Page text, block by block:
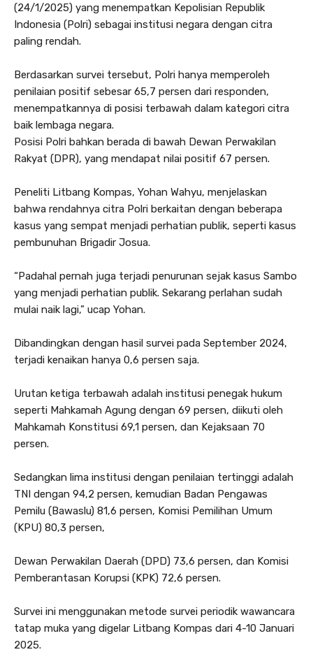
(24/1/2025) yang menempatkan Kepolisian Republik
Indonesia (Polri) sebagai institusi negara dengan citra
paling rendah.
Berdasarkan survei tersebut, Polri hanya memperoleh
penilaian positif sebesar 65,7 persen dari responden,
menempatkannya di posisi terbawah dalam kategori citra
baik lembaga negara.
Posisi Polri bahkan berada di bawah Dewan Perwakilan
Rakyat (DPR), yang mendapat nilai positif 67 persen.
Peneliti Litbang Kompas, Yohan Wahyu, menjelaskan
bahwa rendahnya citra Polri berkaitan dengan beberapa
kasus yang sempat menjadi perhatian publik, seperti kasus
pembunuhan Brigadir Josua.
“Padahal pernah juga terjadi penurunan sejak kasus Sambo
yang menjadi perhatian publik. Sekarang perlahan sudah
mulai naik lagi,” ucap Yohan.
Dibandingkan dengan hasil survei pada September 2024,
terjadi kenaikan hanya 0,6 persen saja.
Urutan ketiga terbawah adalah institusi penegak hukum
seperti Mahkamah Agung dengan 69 persen, diikuti oleh
Mahkamah Konstitusi 69,1 persen, dan Kejaksaan 70
persen.
Sedangkan lima institusi dengan penilaian tertinggi adalah
TNI dengan 94,2 persen, kemudian Badan Pengawas
Pemilu (Bawaslu) 81,6 persen, Komisi Pemilihan Umum
(KPU) 80,3 persen,
Dewan Perwakilan Daerah (DPD) 73,6 persen, dan Komisi
Pemberantasan Korupsi (KPK) 72,6 persen.
Survei ini menggunakan metode survei periodik wawancara
tatap muka yang digelar Litbang Kompas dari 4-10 Januari
2025.